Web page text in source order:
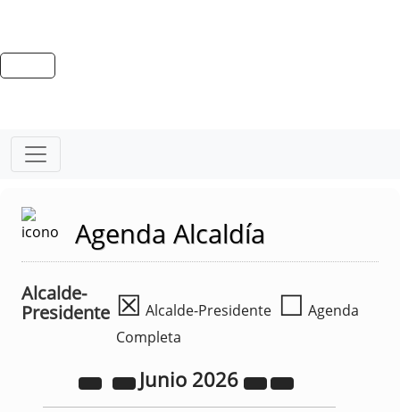
Agenda Alcaldía
Alcalde-
Presidente ☒ Alcalde-Presidente ☐ Agenda
Completa
Junio 2026